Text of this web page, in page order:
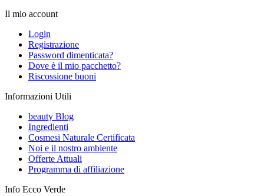
Il mio account
Login
Registrazione
Password dimenticata?
Dove è il mio pacchetto?
Riscossione buoni
Informazioni Utili
beauty Blog
Ingredienti
Cosmesi Naturale Certificata
Noi e il nostro ambiente
Offerte Attuali
Programma di affiliazione
Info Ecco Verde